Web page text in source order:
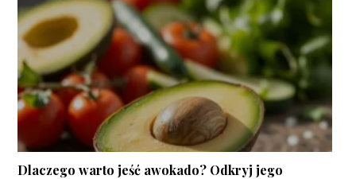
Dlaczego warto jeść awokado? Odkryj jego